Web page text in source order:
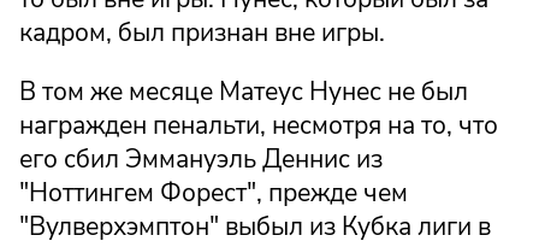
кадром, был признан вне игры.
В том же месяце Матеус Нунес не был
награжден пенальти, несмотря на то, что
его сбил Эммануэль Деннис из
"Ноттингем Форест", прежде чем
"Вулверхэмптон" выбыл из Кубка лиги в